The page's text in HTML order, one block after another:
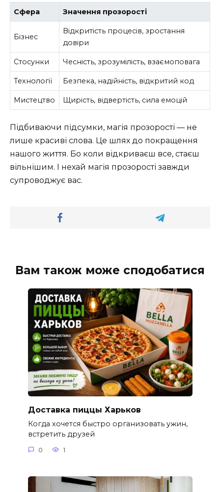
Сфера Значення прозорості
Бізнес
Відкритість процесів, зростання
довіри
Стосунки Чесність, зрозумілість, взаємоповага
Технології Безпека, надійність, відкритий код
Мистецтво Щирість, відвертість, сила емоцій
Підбиваючи підсумки, магія прозорості — не
лише красиві слова. Це шлях до покращення
нашого життя. Бо коли відкриваєш все, стаєш
вільнішим. І нехай магія прозорості завжди
супроводжує вас.
Вам також може сподобатися
Доставка пиццы Харьков
Когда хочется быстро организовать ужин,
встретить друзей
0 1